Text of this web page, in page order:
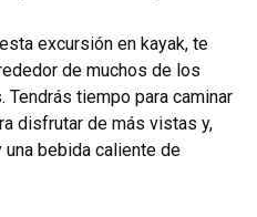
excursión en kayak, te
de muchos de los
tiempo para caminar
disfrutar de más vistas y,
bebida caliente de